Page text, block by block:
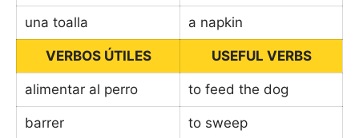
una toalla a napkin
VERBOS ÚTILES USEFUL VERBS
alimentar al perro to feed the dog
barrer to sweep